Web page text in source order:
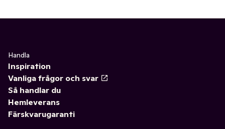
Handla
Inspiration
Vanliga frågor och svar
Så handlar du
Hemleverans
Färskvarugaranti